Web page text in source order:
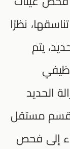
نظرًا
يتم
الحديد
قسم مستقل
إلى فحص